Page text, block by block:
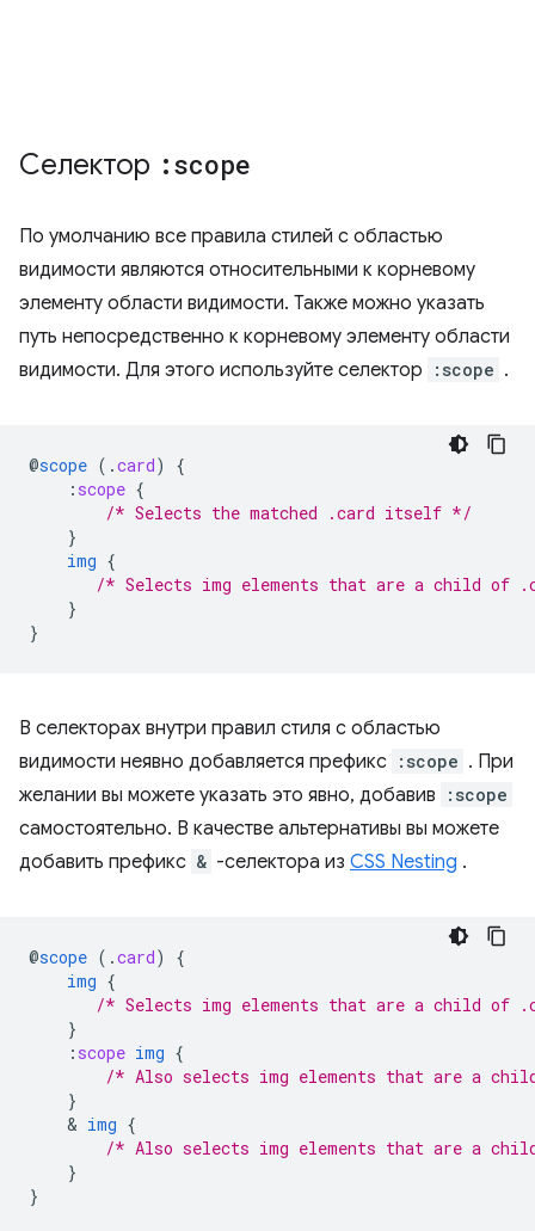
Селектор :scope
По умолчанию все правила стилей с областью
видимости являются относительными к корневому
элементу области видимости. Также можно указать
путь непосредственно к корневому элементу области
видимости. Для этого используйте селектор
:scope .
@scope ( .card)
{
: scope {
/* Selects the matched .card itself */
}
img {
/* Selects img elements that are a child of
}
}
В селекторах внутри правил стиля с областью
видимости неявно добавляется префикс :scope . При
желании вы можете указать это явно, добавив
:scope
самостоятельно. В качестве альтернативы вы можете
добавить префикс & -селектора из CSS Nesting .
@scope ( .card)
{
img {
/* Selects img elements that are a child of
}
: scope img {
/* Also selects img elements that are a
}
    &
img {
/* Also selects img elements that are a
}
}